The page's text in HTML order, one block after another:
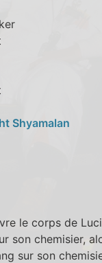
Shyamalan
le corps de
son chemisier,
sur son